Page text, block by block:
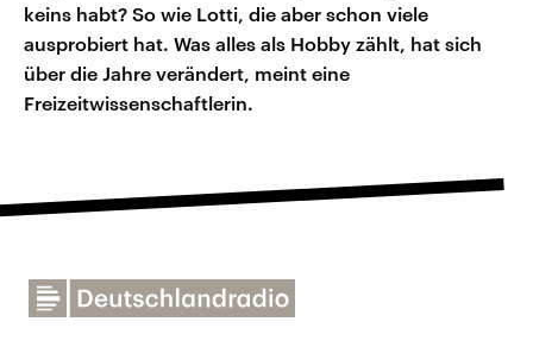
keins habt? So wie Lotti, die aber schon viele
ausprobiert hat. Was alles als Hobby zählt, hat sich
über die Jahre verändert, meint eine
Freizeitwissenschaftlerin.